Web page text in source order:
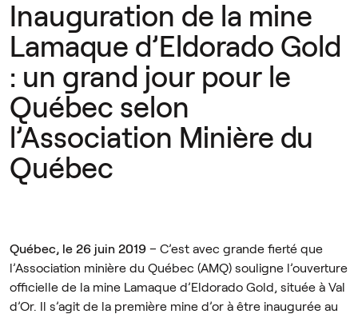
Inauguration de la mine
Lamaque d’Eldorado Gold
: un grand jour pour le
Québec selon
l’Association Minière du
Québec
Québec, le 26 juin 2019 – C’est avec grande fierté que
l’Association minière du Québec (AMQ) souligne l’ouverture
officielle de la mine Lamaque d’Eldorado Gold, située à Val
d’Or. Il s’agit de la première mine d’or à être inaugurée au